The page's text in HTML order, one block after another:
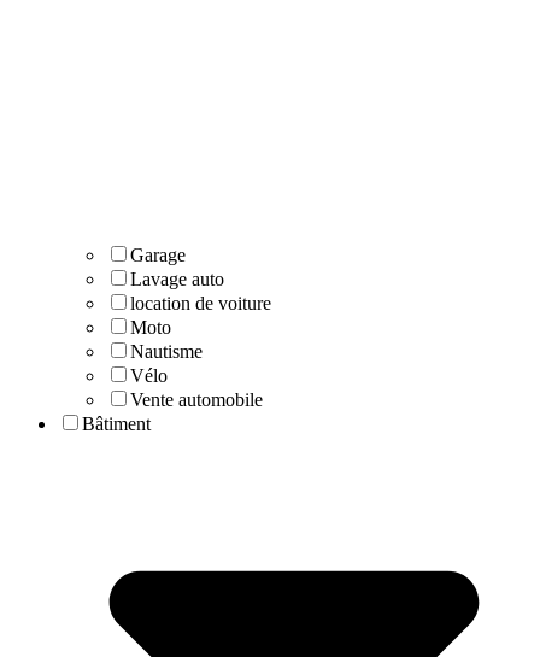
Garage
Lavage auto
location de voiture
Moto
Nautisme
Vélo
Vente automobile
Bâtiment